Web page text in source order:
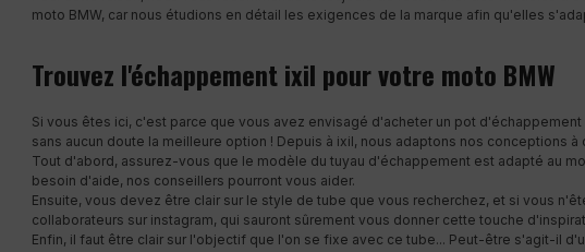
moto BMW, car nous étudions en détail les exigences de la marque afin qu'elles
Trouvez l'échappement ixil pour votre moto BMW
Si vous êtes ici, c'est parce que vous avez envisagé d'acheter un pot
sans aucun doute la meilleure option ! Depuis à ixil, nous adaptons nos conceptions à
Tout d'abord, assurez-vous que le modèle du tuyau d'échappement est adapté au
besoin d'aide, nos conseillers pourront vous aider.
Ensuite, vous devez être clair sur le style de tube que vous recherchez, et si vous
collaborateurs sur instagram, qui sauront sûrement vous donner cette touche
Enfin, il faut être clair sur l'objectif que l'on se fixe avec ce tube... Peut-être s'agit-il